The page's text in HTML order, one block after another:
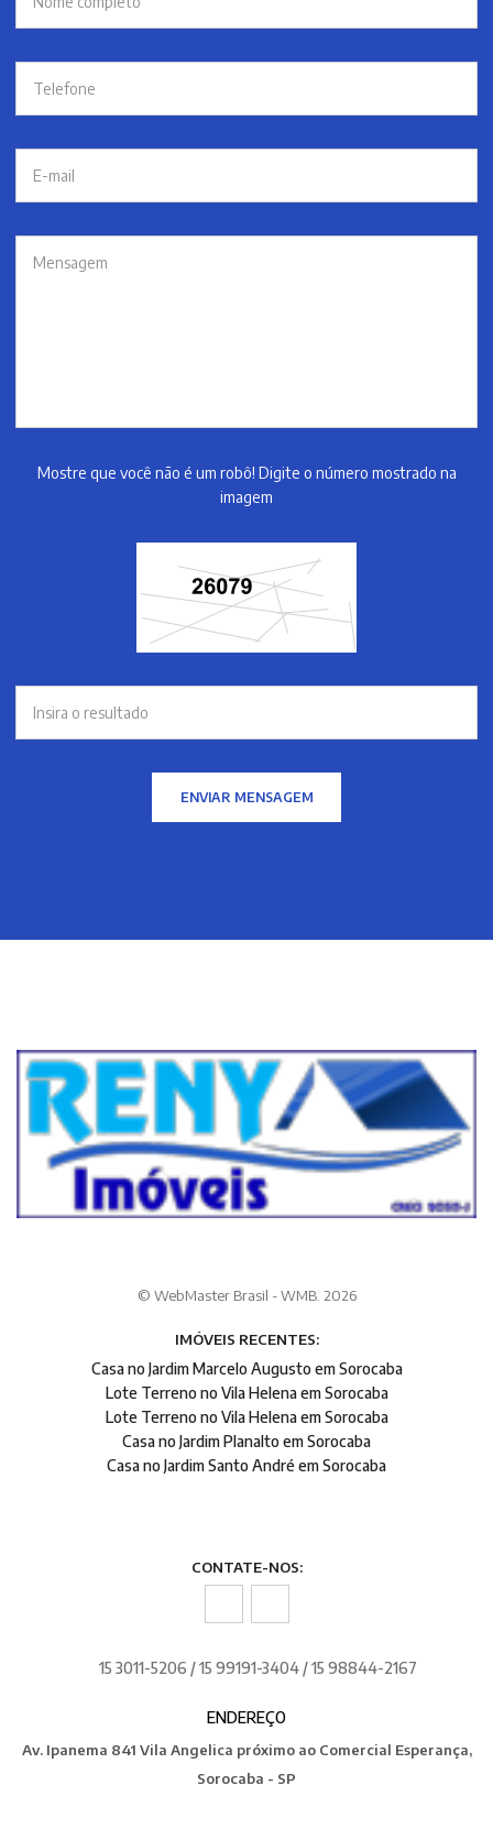
Mostre que você não é um robô! Digite o número mostrado na
imagem
ENVIAR MENSAGEM
© WebMaster Brasil - WMB. 2026
IMÓVEIS RECENTES:
Casa no Jardim Marcelo Augusto em Sorocaba
Lote Terreno no Vila Helena em Sorocaba
Lote Terreno no Vila Helena em Sorocaba
Casa no Jardim Planalto em Sorocaba
Casa no Jardim Santo André em Sorocaba
CONTATE-NOS:
15 3011-5206 / 15 99191-3404 / 15 98844-2167
ENDEREÇO
Av. Ipanema 841 Vila Angelica próximo ao Comercial Esperança,
Sorocaba - SP